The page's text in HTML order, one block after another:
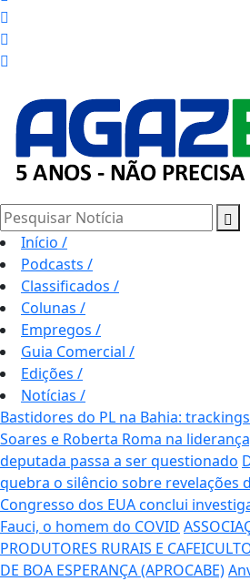
Pesquisar Notícia
Início /
Podcasts /
Classificados /
Colunas /
Empregos /
Guia Comercial /
Edições /
Notícias /
Bastidores do PL na Bahia:
Soares e Roberta Roma na
deputada passa a ser questionado
quebra o silêncio sobre revelações
Congresso dos EUA conclui
Fauci, o homem do COVID
PRODUTORES RURAIS E
DE BOA ESPERANÇA (APROCABE)